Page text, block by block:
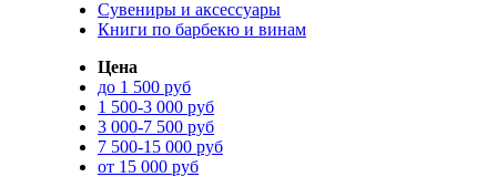
Сувениры и аксессуары
Книги по барбекю и винам
Цена
до 1 500 руб
1 500-3 000 руб
3 000-7 500 руб
7 500-15 000 руб
от 15 000 руб